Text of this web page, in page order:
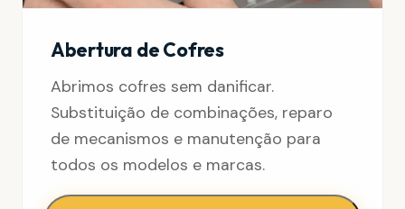
Abertura de Cofres
Abrimos cofres sem danificar.
Substituição de combinações, reparo
de mecanismos e manutenção para
todos os modelos e marcas.